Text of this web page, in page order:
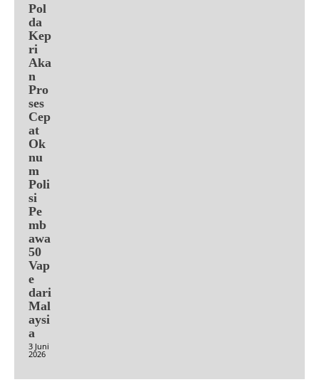
Pol
da
Kep
ri
Aka
n
Pro
ses
Cep
at
Ok
nu
m
Poli
si
Pe
mb
awa
50
Vap
e
dari
Mal
aysi
a
3 Juni
2026